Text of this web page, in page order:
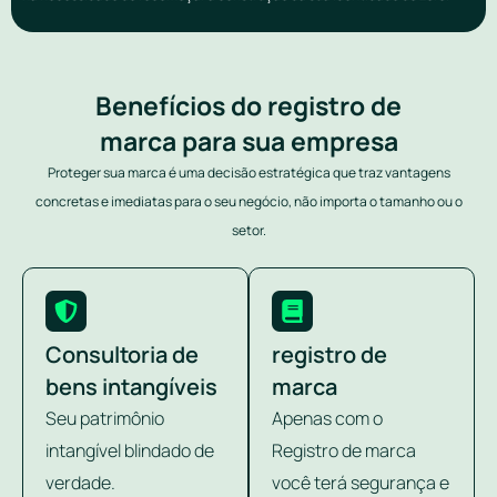
Benefícios do registro de
marca para sua empresa
Proteger sua marca é uma decisão estratégica que traz vantagens
concretas e imediatas para o seu negócio, não importa o tamanho ou o
setor.
Consultoria de
bens intangíveis
Seu patrimônio
intangível blindado de
verdade.
registro de
marca
Apenas com o
Registro de marca
você terá segurança e